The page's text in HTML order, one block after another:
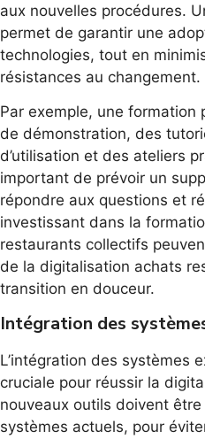
aux nouvelles procédures.
permet de garantir une
technologies, tout en
résistances au changement.
Par exemple, une formation
de démonstration, des
d’utilisation et des ateliers
important de prévoir un
répondre aux questions et
investissant dans la
restaurants collectifs
de la digitalisation achats
transition en douceur.
Intégration des
L’intégration des systèmes
cruciale pour réussir la
nouveaux outils doivent
systèmes actuels, pour